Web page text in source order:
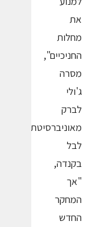
את
מחלות
החניכיים",
מסרה
ג'ולי
לברק
מאוניברסיטת
לבל
בקנדה,
"אך
המחקר
החדש